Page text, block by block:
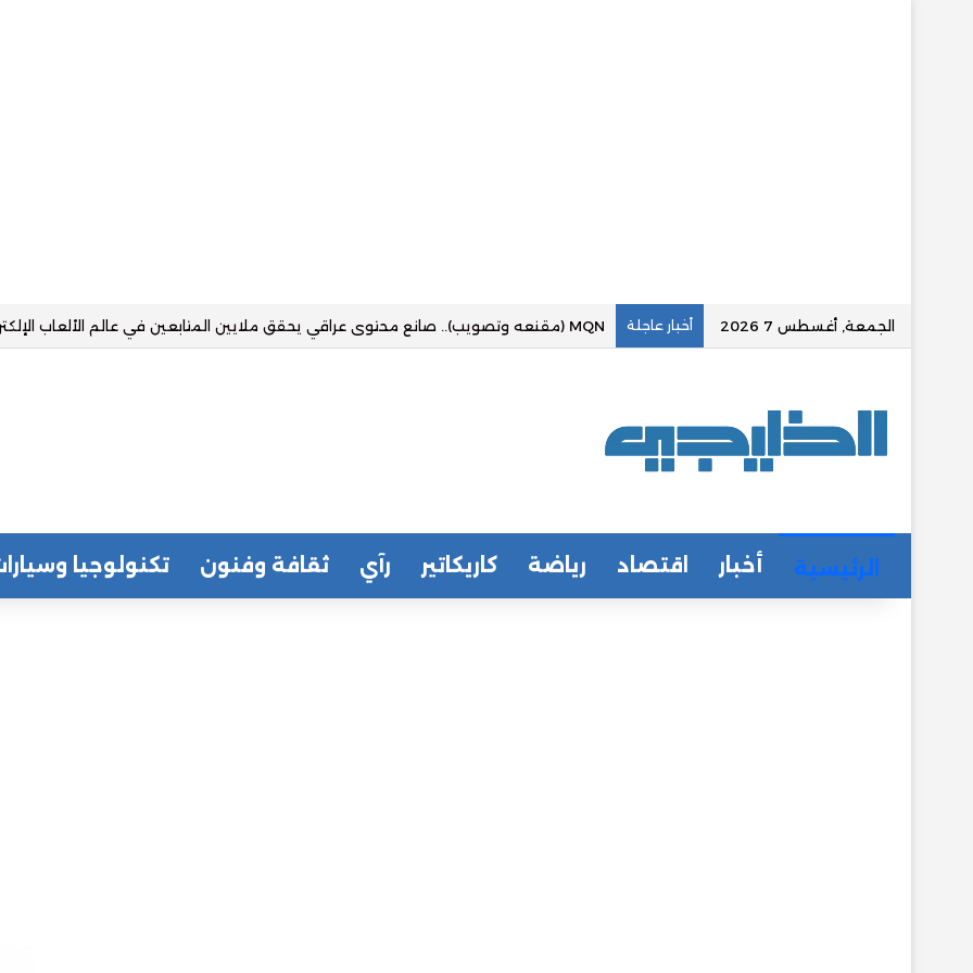
الجمعة, أغسطس 7 2026 أخبار عاجلة «عقارينا بلس» تعزز حضور التقنية في القطاع العقاري بمنصة رقمية تستهدف مختلف شرائح
الرئيسية أخبار اقتصاد رياضة كاريكاتير رآي ثقافة وفنون تكنولوجيا